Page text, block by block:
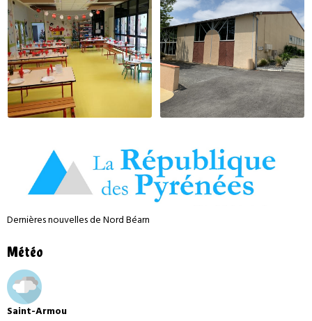
Dernières nouvelles de Nord Béarn
Météo
Saint-Armou